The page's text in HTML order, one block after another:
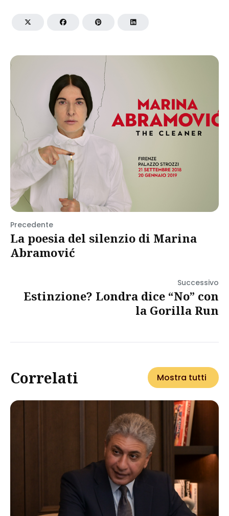
Precedente
La poesia del silenzio di Marina
Abramović
Successivo
Estinzione? Londra dice “No” con
la Gorilla Run
Correlati Mostra tutti